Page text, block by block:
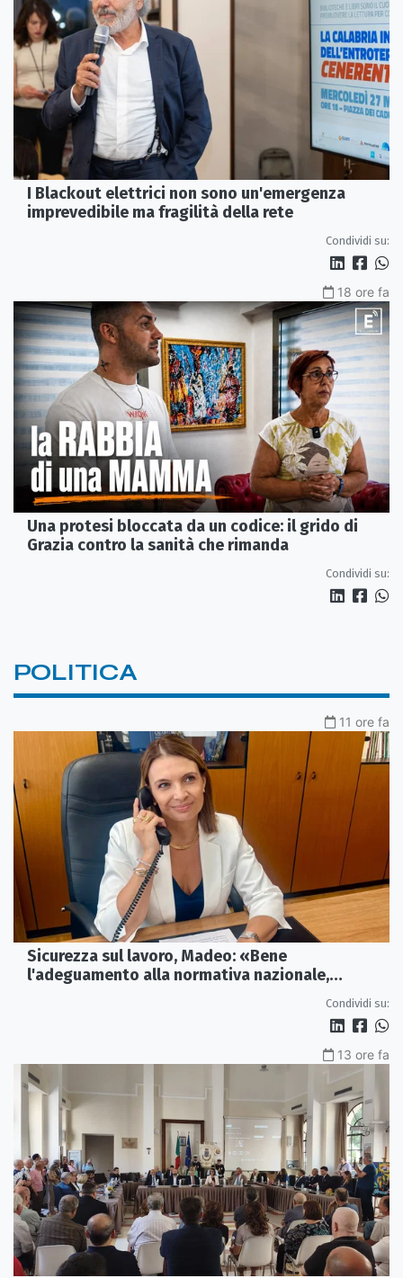
I Blackout elettrici non sono un'emergenza
imprevedibile ma fragilità della rete
Condividi su:
18 ore fa
Una protesi bloccata da un codice: il grido di
Grazia contro la sanità che rimanda
Condividi su:
POLITICA
11 ore fa
Sicurezza sul lavoro, Madeo: «Bene
l'adeguamento alla normativa nazionale,
Condividi su:
13 ore fa